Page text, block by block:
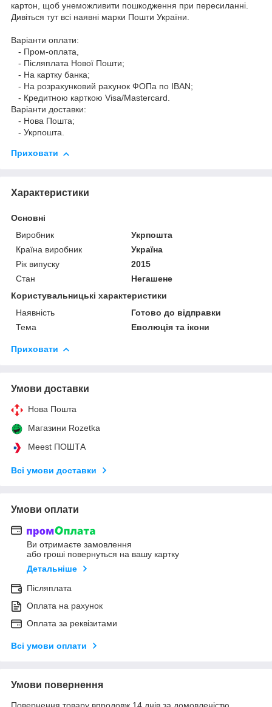
картон, щоб унеможливити пошкодження при пересиланні.
Дивіться тут всі наявні марки Пошти України.
Варіанти оплати:
- Пром-оплата,
- Післяплата Нової Пошти;
- На картку банка;
- На розрахунковий рахунок ФОПа по IBAN;
- Кредитною карткою Visa/Mastercard.
Варіанти доставки:
- Нова Пошта;
- Укрпошта.
Приховати
Характеристики
Основні
Виробник
Укрпошта
Країна виробник
Україна
Рік випуску
2015
Стан
Негашене
Користувальницькі характеристики
Наявність
Готово до відправки
Тема
Еволюція та ікони
Приховати
Умови доставки
Нова Пошта
Магазини Rozetka
Meest ПОШТА
Всі умови доставки
Умови оплати
Ви отримаєте замовлення
або гроші повернуться на вашу картку
Детальніше
Післяплата
Оплата на рахунок
Оплата за реквізитами
Всі умови оплати
Умови повернення